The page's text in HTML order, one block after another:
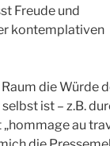
Freude und
kontemplativen
die Würde
ist – z.B.
au